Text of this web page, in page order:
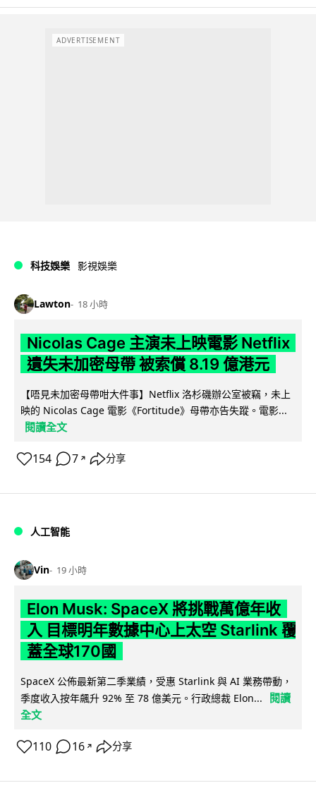
ADVERTISEMENT
科技娛樂 影視娛樂
Lawton 18 小時
Nicolas Cage 主演未上映電影 Netflix
遺失未加密母帶 被索償 8.19 億港元
【唔見未加密母帶咁大件事】Netflix 洛杉磯辦公室被竊，未上
映的 Nicolas Cage 電影《Fortitude》母帶亦告失蹤。電影...
閱讀全文
154 7 ↗ 分享
人工智能
Vin 19 小時
Elon Musk: SpaceX 將挑戰萬億年收
入 目標明年數據中心上太空 Starlink 覆
蓋全球170國
SpaceX 公佈最新第二季業績，受惠 Starlink 與 AI 業務帶動，
季度收入按年飆升 92% 至 78 億美元。行政總裁 Elon...
閱讀
全文
110 16 ↗ 分享